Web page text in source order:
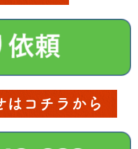
はコチラから